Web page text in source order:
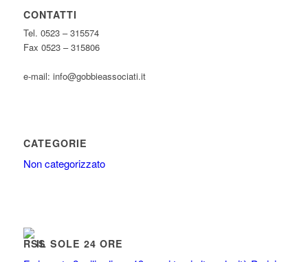
CONTATTI
Tel. 0523 – 315574
Fax 0523 – 315806
e-mail: info@gobbieassociati.it
CATEGORIE
Non categorizzato
IL SOLE 24 ORE